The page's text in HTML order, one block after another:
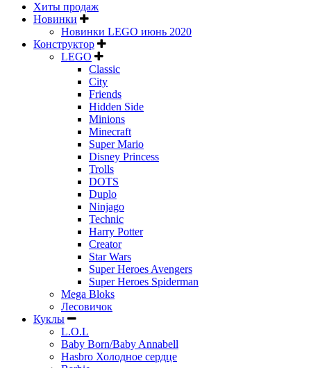
Хиты продаж
Новинки
Новинки LEGO июнь 2020
Конструктор
LEGO
Classic
City
Friends
Hidden Side
Minions
Minecraft
Super Mario
Disney Princess
Trolls
DOTS
Duplo
Ninjago
Technic
Harry Potter
Creator
Star Wars
Super Heroes Avengers
Super Heroes Spiderman
Mega Bloks
Лесовичок
Куклы
L.O.L
Baby Born/Baby Annabell
Hasbro Холодное сердце